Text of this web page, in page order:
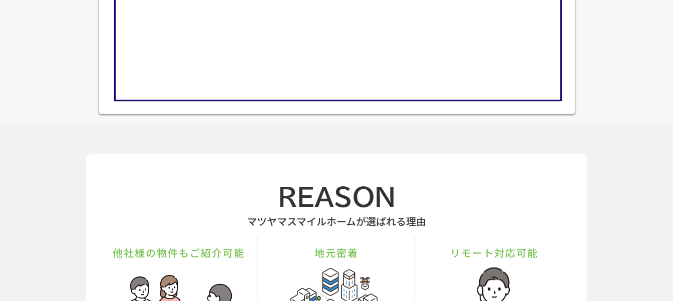
REASON
マツヤマスマイルホームが選ばれる理由
他社様の物件もご紹介可能 地元密着 リモート対応可能